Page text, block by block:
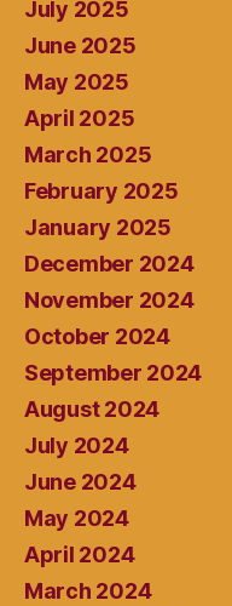
July 2025
June 2025
May 2025
April 2025
March 2025
February 2025
January 2025
December 2024
November 2024
October 2024
September 2024
August 2024
July 2024
June 2024
May 2024
April 2024
March 2024